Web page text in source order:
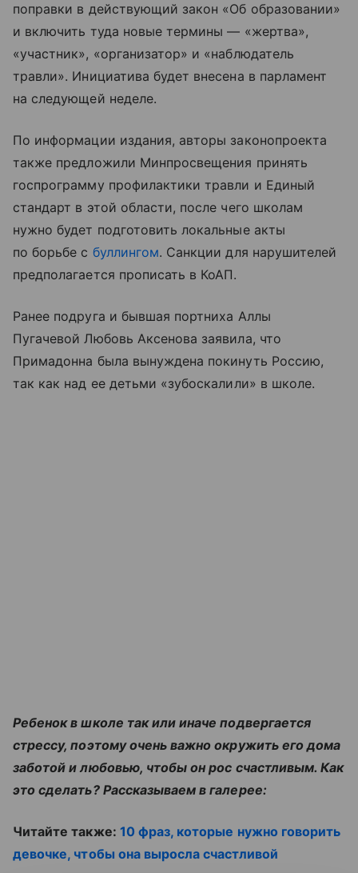
поправки в действующий закон «Об образовании»
и включить туда новые термины — «жертва»,
«участник», «организатор» и «наблюдатель
травли». Инициатива будет внесена в парламент
на следующей неделе.
По информации издания, авторы законопроекта
также предложили Минпросвещения принять
госпрограмму профилактики травли и Единый
стандарт в этой области, после чего школам
нужно будет подготовить локальные акты
по борьбе с буллингом. Санкции для нарушителей
предполагается прописать в КоАП.
Ранее подруга и бывшая портниха Аллы
Пугачевой Любовь Аксенова заявила, что
Примадонна была вынуждена покинуть Россию,
так как над ее детьми «зубоскалили» в школе.
Ребенок в школе так или иначе подвергается
стрессу, поэтому очень важно окружить его дома
заботой и любовью, чтобы он рос счастливым. Как
это сделать? Рассказываем в галерее:
Читайте также: 10 фраз, которые нужно говорить
девочке, чтобы она выросла счастливой